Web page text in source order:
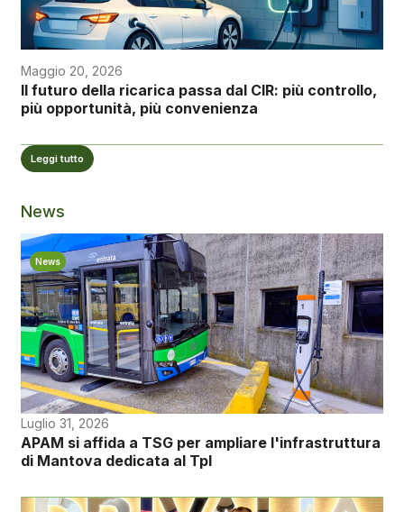
Maggio 20, 2026
Il futuro della ricarica passa dal CIR: più controllo,
più opportunità, più convenienza
Leggi tutto
News
News
Luglio 31, 2026
APAM si affida a TSG per ampliare l'infrastruttura
di Mantova dedicata al Tpl